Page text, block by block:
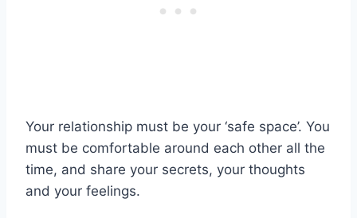
Your relationship must be your ‘safe space’. You
must be comfortable around each other all the
time, and share your secrets, your thoughts
and your feelings.